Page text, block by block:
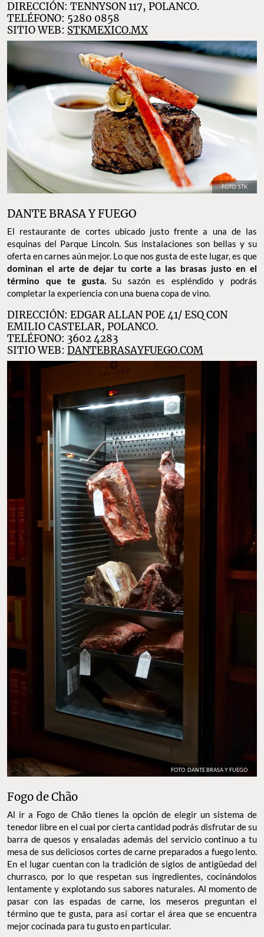
DIRECCIÓN: TENNYSON 117, POLANCO.
TELÉFONO: 5280 0858
SITIO WEB: STKMEXICO.MX
FOTO: STK
DANTE BRASA Y FUEGO
El restaurante de cortes ubicado justo frente a una de las
esquinas del Parque Lincoln. Sus instalaciones son bellas y su
oferta en carnes aún mejor. Lo que nos gusta de este lugar, es que
dominan el arte de dejar tu corte a las brasas justo en el
término que te gusta.Su sazón es espléndido y podrás
completar la experiencia con una buena copa de vino.
DIRECCIÓN: EDGAR ALLAN POE 41/ ESQ CON
EMILIO CASTELAR, POLANCO.
TELÉFONO: 3602 4283
SITIO WEB: DANTEBRASAYFUEGO.COM
FOTO: DANTE BRASA Y FUEGO
Fogo de Chão
Al ir a Fogo de Chão tienes la opción de elegir un sistema de
tenedor libre en el cual por cierta cantidad podrás disfrutar de su
barra de quesos y ensaladas además del servicio continuo a tu
mesa de sus deliciosos cortes de carne preparados a fuego lento.
En el lugar cuentan con la tradición de siglos de antigüedad del
churrasco, por lo que respetan sus ingredientes, cocinándolos
lentamente y explotando sus sabores naturales. Al momento de
pasar con las espadas de carne, los meseros preguntan el
término que te gusta, para así cortar el área que se encuentra
mejor cocinada para tu gusto en particular.